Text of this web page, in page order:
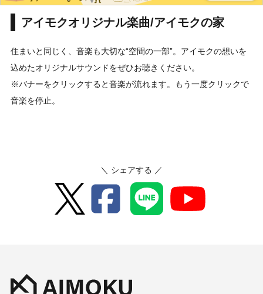
アイモクオリジナル楽曲/アイモクの家
住まいと同じく、音楽も大切な“空間の一部”。アイモクの想いを
込めたオリジナルサウンドをぜひお聴きください。
※バナーをクリックすると音楽が流れます。もう一度クリックで
音楽を停止。
＼ シェアする ／